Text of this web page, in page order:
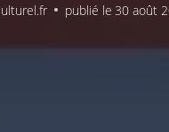
publié le 30 août